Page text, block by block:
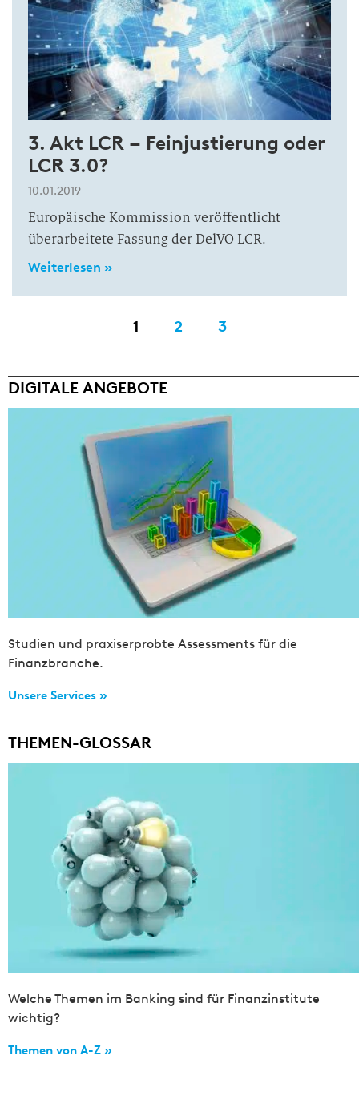
3. Akt LCR – Feinjustierung oder
LCR 3.0?
10.01.2019
Europäische Kommission veröffentlicht
überarbeitete Fassung der DelVO LCR.
Weiterlesen »
1 2 3
DIGITALE ANGEBOTE
Studien und praxiserprobte Assessments für die
Finanzbranche.
Unsere Services »
THEMEN-GLOSSAR
Welche Themen im Banking sind für Finanzinstitute
wichtig?
Themen von A-Z »